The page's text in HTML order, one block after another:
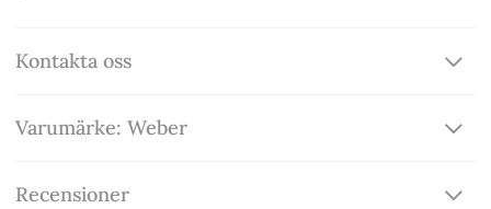
Kontakta oss
Varumärke: Weber
Recensioner